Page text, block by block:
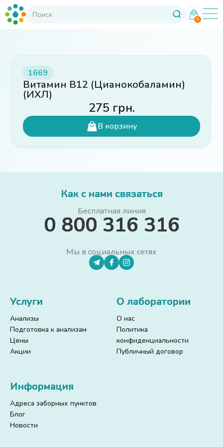
0
1669
Витамин B12 (Цианокобаламин)
(ИХЛ)
275 грн.
В корзину
Как с нами связаться
Бесплатная линия
0 800 316 316
Мы в социальных сетях
Услуги
Анализы
Подготовка к анализам
Цены
Акции
О лаборатории
О нас
Политика
конфиденциальности
Публичный договор
Информация
Адреса заборных пунктов
Блог
Новости